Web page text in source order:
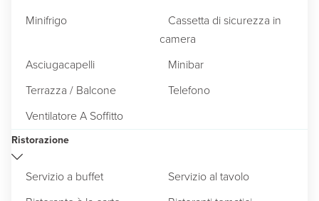
Minifrigo
Cassetta di sicurezza in
camera
Asciugacapelli
Minibar
Terrazza / Balcone
Telefono
Ventilatore A Soffitto
Ristorazione
Servizio a buffet
Servizio al tavolo